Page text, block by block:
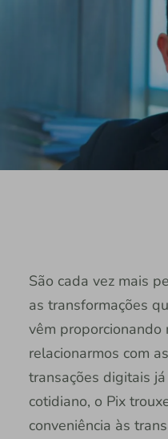
São cada vez mais
as transformações
vêm proporcionando
relacionarmos com
transações digitais
cotidiano, o Pix
conveniência às